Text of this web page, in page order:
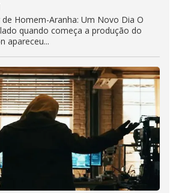
Homem-Aranha: Um Novo Dia O
quando começa a produção do
apareceu...